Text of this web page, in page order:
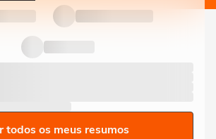
todos os meus resumos